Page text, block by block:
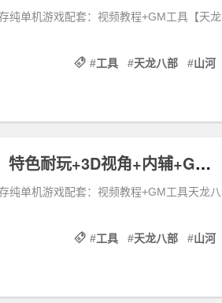
纯单机游戏配套：视频教程+GM工具【天龙
#工具 #天龙八部 #山河
典藏端游【天龙八部之剑纵山河】特色耐玩+3D视角+内辅+GM工具
纯单机游戏配套：视频教程+GM工具天龙八
#工具 #天龙八部 #山河